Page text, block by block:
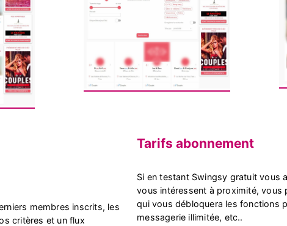
membres inscrits, les
critères et un flux
Tarifs abonnement
Si en testant Swingsy gratuit vous
vous intéressent à proximité, vous
qui vous débloquera les fonctions
messagerie illimitée, etc..